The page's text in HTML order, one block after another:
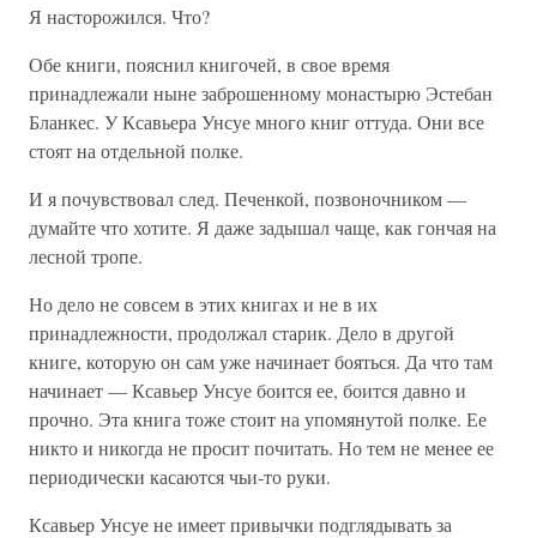
Я насторожился. Что?
Обе книги, пояснил книгочей, в свое время
принадлежали ныне заброшенному монастырю Эстебан
Бланкес. У Ксавьера Унсуе много книг оттуда. Они все
стоят на отдельной полке.
И я почувствовал след. Печенкой, позвоночником —
думайте что хотите. Я даже задышал чаще, как гончая на
лесной тропе.
Но дело не совсем в этих книгах и не в их
принадлежности, продолжал старик. Дело в другой
книге, которую он сам уже начинает бояться. Да что там
начинает — Ксавьер Унсуе боится ее, боится давно и
прочно. Эта книга тоже стоит на упомянутой полке. Ее
никто и никогда не просит почитать. Но тем не менее ее
периодически касаются чьи-то руки.
Ксавьер Унсуе не имеет привычки подглядывать за